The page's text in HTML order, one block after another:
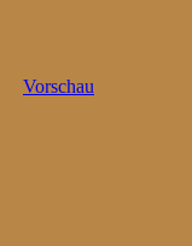
Vorschau